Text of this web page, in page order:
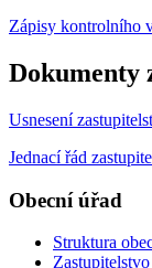
Zápisy kontrolního
Dokumenty
Usnesení
Jednací řád
Obecní úřad
Struktura